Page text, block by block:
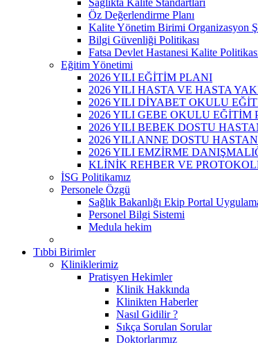
Öz Değerlendirme Planı
Kalite Yönetim Birimi Organizasyon
Bilgi Güvenliği Politikası
Fatsa Devlet Hastanesi Kalite
Eğitim Yönetimi
2026 YILI EĞİTİM PLANI
2026 YILI HASTA VE HASTA
2026 YILI DİYABET OKULU
2026 YILI GEBE OKULU EĞİTİM
2026 YILI BEBEK DOSTU
2026 YILI ANNE DOSTU
2026 YILI EMZİRME
KLİNİK REHBER VE
İSG Politikamız
Personele Özgü
Sağlık Bakanlığı Ekip Portal
Personel Bilgi Sistemi
Medula hekim
Tıbbi Birimler
Kliniklerimiz
Pratisyen Hekimler
Klinik Hakkında
Klinikten Haberler
Nasıl Gidilir ?
Sıkça Sorulan Sorular
Doktorlarımız